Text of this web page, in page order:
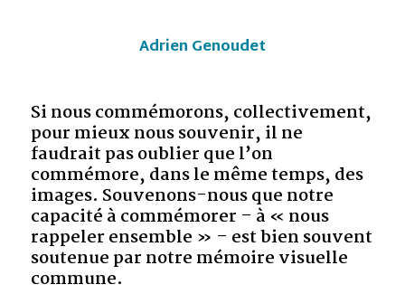
Adrien Genoudet
Si nous commémorons, collectivement,
pour mieux nous souvenir, il ne
faudrait pas oublier que l’on
commémore, dans le même temps, des
images. Souvenons-nous que notre
capacité à commémorer – à « nous
rappeler ensemble » – est bien souvent
soutenue par notre mémoire visuelle
commune.